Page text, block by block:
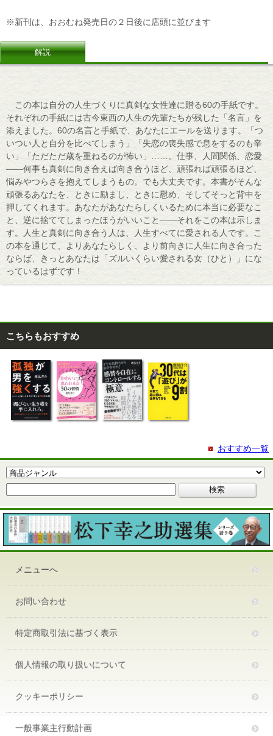
※新刊は、おおむね発売日の２日後に店頭に並びます
解説
この本は自分の人生づくりに真剣な女性達に贈る60の手紙です。
それぞれの手紙には古今東西の人生の先輩たちが残した「名言」を
添えました。60の名言と手紙で、あなたにエールを送ります。「つ
いつい人と自分を比べてしまう」「失恋の喪失感で息をするのも辛
い」「ただただ歳を重ねるのが怖い」……。仕事、人間関係、恋愛
――何事も真剣に向き合えば向き合うほど、頑張れば頑張るほど、
悩みやつらさを抱えてしまうもの。でも大丈夫です。本書がそんな
頑張るあなたを、ときに励まし、ときに慰め、そしてそっと背中を
押してくれます。あなたがあなたらしくいるために本当に必要なこ
と、逆に捨ててしまったほうがいいこと――それをこの本は示しま
す。人生と真剣に向き合う人は、人生すべてに愛される人です。こ
の本を通じて、よりあなたらしく、より前向きに人生に向き合った
ならば、きっとあなたは「ズルいくらい愛される女（ひと）」にな
っているはずです！
こちらもおすすめ
おすすめ一覧
メニューへ
お問い合わせ
特定商取引法に基づく表示
個人情報の取り扱いについて
クッキーポリシー
一般事業主行動計画